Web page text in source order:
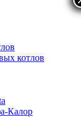
котлов
Калор